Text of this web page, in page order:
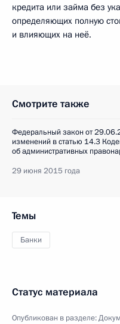
кредита или займа без
определяющих полную
и влияющих на неё.
Смотрите также
Федеральный закон от
изменений в статью 14.3
об административных
29 июня 2015 года
Темы
Банки
Статус материала
Опубликован в разделе: